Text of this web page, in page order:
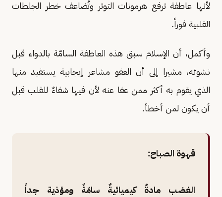
لأنها عاطفة ترفع هرمونات التوتر وتُضاعف خطر الجلطات
القلبية فوراً.
وأكمل، أن الإسلام سبق هذه العاطفة السامّة بالدواء قبل
نشوئه، مشيرا إلى أن العفو مشاعر إيجابية يستفيد منها
الذي يقوم به أكثر ممن عفا عنه لأن فيها شفاءٌ للقلب قبل
أن يكون لمن أخطأ.
قهوة الصباح:
الغضب مادةٌ كيميائيةٌ سامّةٌ ومؤذية جداً